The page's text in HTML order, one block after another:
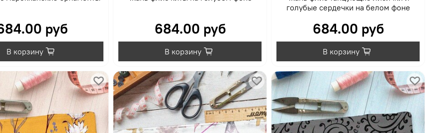
руб
В корзину
684.00 руб
В корзину
голубые сердечки на белом фоне
684.00 руб
В корзину